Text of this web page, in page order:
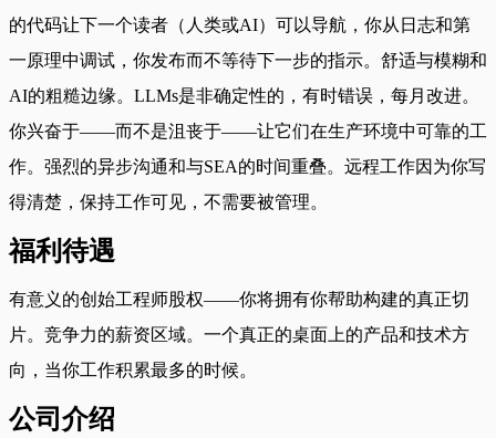
的代码让下一个读者（人类或AI）可以导航，你从日志和第
一原理中调试，你发布而不等待下一步的指示。舒适与模糊和
AI的粗糙边缘。LLMs是非确定性的，有时错误，每月改进。
你兴奋于——而不是沮丧于——让它们在生产环境中可靠的工
作。强烈的异步沟通和与SEA的时间重叠。远程工作因为你写
得清楚，保持工作可见，不需要被管理。
福利待遇
有意义的创始工程师股权——你将拥有你帮助构建的真正切
片。竞争力的薪资区域。一个真正的桌面上的产品和技术方
向，当你工作积累最多的时候。
公司介绍